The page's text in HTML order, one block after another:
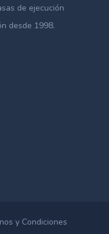
de ejecución
desde 1998.
y Condiciones